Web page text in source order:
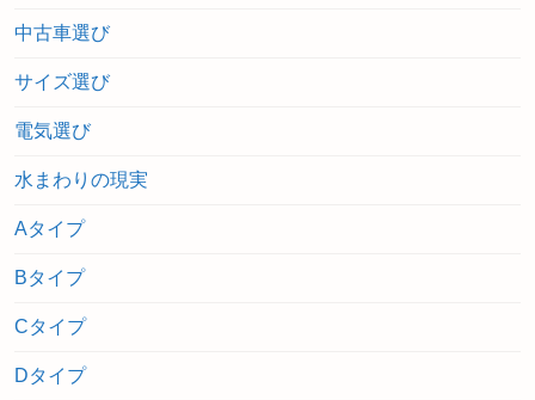
中古車選び
サイズ選び
電気選び
水まわりの現実
Aタイプ
Bタイプ
Cタイプ
Dタイプ